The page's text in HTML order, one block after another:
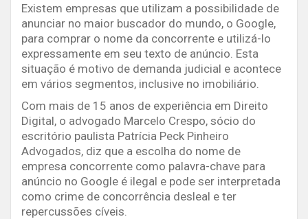
Existem empresas que utilizam a possibilidade de
anunciar no maior buscador do mundo, o Google,
para comprar o nome da concorrente e utilizá-lo
expressamente em seu texto de anúncio. Esta
situação é motivo de demanda judicial e acontece
em vários segmentos, inclusive no imobiliário.
Com mais de 15 anos de experiência em Direito
Digital, o advogado Marcelo Crespo, sócio do
escritório paulista Patrícia Peck Pinheiro
Advogados, diz que a escolha do nome de
empresa concorrente como palavra-chave para
anúncio no Google é ilegal e pode ser interpretada
como crime de concorrência desleal e ter
repercussões cíveis.